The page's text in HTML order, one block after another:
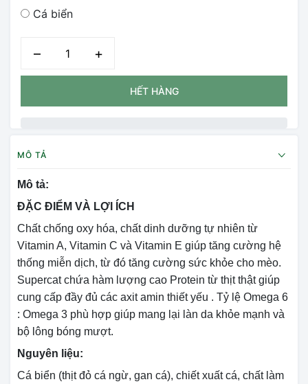
Cá biển
– +
HẾT HÀNG
MÔ TẢ
Mô tả:
ĐẶC ĐIỂM VÀ LỢI ÍCH
Chất chống oxy hóa, chất dinh dưỡng tự nhiên từ
Vitamin A, Vitamin C và Vitamin E giúp tăng cường hệ
thống miễn dịch, từ đó tăng cường sức khỏe cho mèo.
Supercat chứa hàm lượng cao Protein từ thịt thật giúp
cung cấp đầy đủ các axit amin thiết yếu . Tỷ lệ Omega 6
: Omega 3 phù hợp giúp mang lại làn da khỏe mạnh và
bộ lông bóng mượt.
Nguyên liệu:
Cá biển (thịt đỏ cá ngừ, gan cá), chiết xuất cá, chất làm